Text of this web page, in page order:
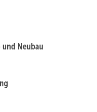
Neubau